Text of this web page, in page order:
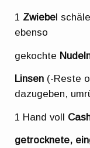
1 Zwiebe l
ebenso
gekochte
Linsen (-Reste
dazugeben,
1 Hand voll
getrocknete,